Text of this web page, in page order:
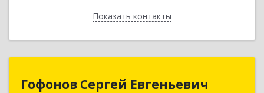
Показать контакты
Назад
Гофонов Сергей Евгеньевич
Гофонов Сергей Евгеньевич